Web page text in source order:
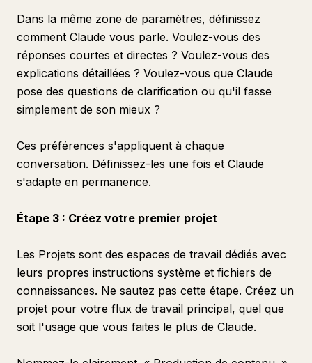
Dans la même zone de paramètres, définissez
comment Claude vous parle. Voulez-vous des
réponses courtes et directes ? Voulez-vous des
explications détaillées ? Voulez-vous que Claude
pose des questions de clarification ou qu'il fasse
simplement de son mieux ?
Ces préférences s'appliquent à chaque
conversation. Définissez-les une fois et Claude
s'adapte en permanence.
Étape 3 : Créez votre premier projet
Les Projets sont des espaces de travail dédiés avec
leurs propres instructions système et fichiers de
connaissances. Ne sautez pas cette étape. Créez un
projet pour votre flux de travail principal, quel que
soit l'usage que vous faites le plus de Claude.